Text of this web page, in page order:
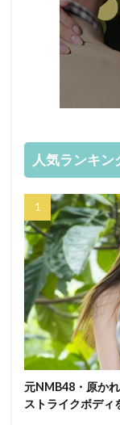
人気ランキン
元NMB48・原か
ストライクボデ